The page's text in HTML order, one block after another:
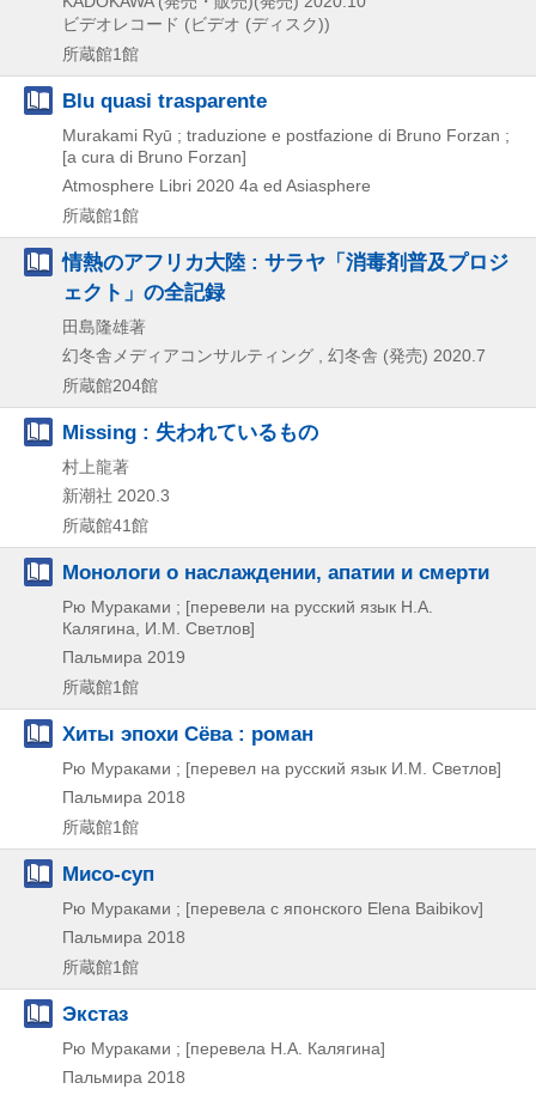
ビデオレコード (ビデオ (ディスク))
所蔵館1館
Blu quasi trasparente
Murakami Ryū ; traduzione e postfazione di Bruno Forzan ;
[a cura di Bruno Forzan]
Atmosphere Libri 2020 4a ed Asiasphere
所蔵館1館
情熱のアフリカ大陸 : サラヤ「消毒剤普及プロジ
ェクト」の全記録
田島隆雄著
幻冬舎メディアコンサルティング , 幻冬舎 (発売) 2020.7
所蔵館204館
Missing : 失われているもの
村上龍著
新潮社 2020.3
所蔵館41館
Монологи о наслаждении, апатии и смерти
Рю Мураками ; [перевели на русский язык Н.А.
Калягина, И.М. Светлов]
Пальмира 2019
所蔵館1館
Хиты эпохи Сёва : роман
Рю Мураками ; [перевел на русский язык И.М. Светлов]
Пальмира 2018
所蔵館1館
Мисо-суп
Рю Мураками ; [перевела с японского Elena Baibikov]
Пальмира 2018
所蔵館1館
Экстаз
Рю Мураками ; [перевела Н.А. Калягина]
Пальмира 2018